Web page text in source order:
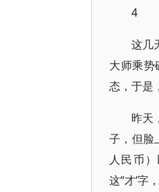
4
这几
大师乘
态，于是
昨天
子，但脸
人民币
这“才‘字